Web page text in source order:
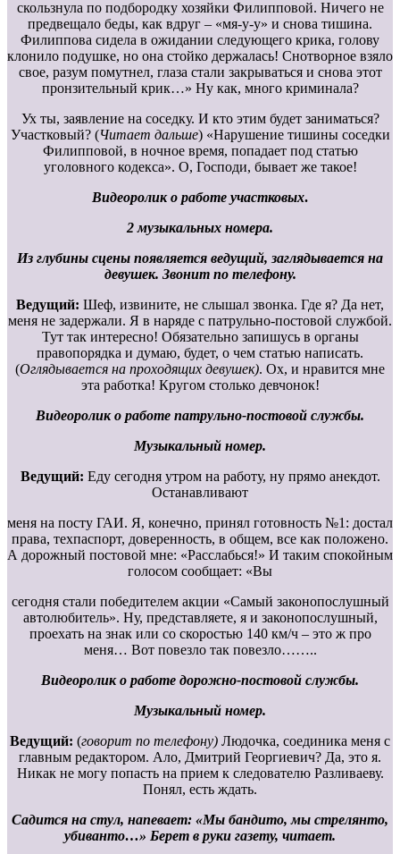
скользнула по подбородку хозяйки Филипповой. Ничего не
предвещало беды, как вдруг – «мя-у-у» и снова тишина.
Филиппова сидела в ожидании следующего крика, голову
клонило подушке, но она стойко держалась! Снотворное взяло
свое, разум помутнел, глаза стали закрываться и снова этот
пронзительный крик…» Ну как, много криминала?
Ух ты, заявление на соседку. И кто этим будет заниматься?
Участковый? (Читает дальше) «Нарушение тишины соседки
Филипповой, в ночное время, попадает под статью
уголовного кодекса». О, Господи, бывает же такое!
Видеоролик о работе участковых.
2 музыкальных номера.
Из глубины сцены появляется ведущий, заглядывается на
девушек. Звонит по телефону.
Ведущий: Шеф, извините, не слышал звонка. Где я? Да нет,
меня не задержали. Я в наряде с патрульно-постовой службой.
Тут так интересно! Обязательно запишусь в органы
правопорядка и думаю, будет, о чем статью написать.
(Оглядывается на проходящих девушек). Ох, и нравится мне
эта работка! Кругом столько девчонок!
Видеоролик о работе патрульно-постовой службы.
Музыкальный номер.
Ведущий: Еду сегодня утром на работу, ну прямо анекдот.
Останавливают
меня на посту ГАИ. Я, конечно, принял готовность №1: достал
права, техпаспорт, доверенность, в общем, все как положено.
А дорожный постовой мне: «Расслабься!» И таким спокойным
голосом сообщает: «Вы
сегодня стали победителем акции «Самый законопослушный
автолюбитель». Ну, представляете, я и законопослушный,
проехать на знак или со скоростью 140 км/ч – это ж про
меня… Вот повезло так повезло……..
Видеоролик о работе дорожно-постовой службы.
Музыкальный номер.
Ведущий: (говорит по телефону) Людочка, соединика меня с
главным редактором. Ало, Дмитрий Георгиевич? Да, это я.
Никак не могу попасть на прием к следователю Разливаеву.
Понял, есть ждать.
Садится на стул, напевает: «Мы бандито, мы стрелянто,
убиванто…» Берет в руки газету, читает.